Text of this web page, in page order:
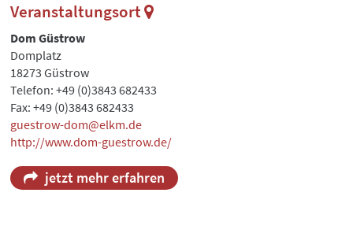
Veranstaltungsort
Dom Güstrow
Domplatz
18273 Güstrow
Telefon: +49 (0)3843 682433
Fax: +49 (0)3843 682433
guestrow-dom@elkm.de
http://www.dom-guestrow.de/
jetzt mehr erfahren